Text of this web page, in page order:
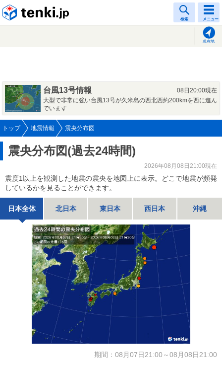
検索 メニュー
現在地
台風13号情報
08日20:00現在
大型で非常に強い台風13号が久米島の西北西約200kmを西に進ん
でいます
トップ 地震情報 震央分布図
震央分布図(過去24時間)
2026年08月08日21:00現在
震度1以上を観測した地震の震央を地図上に表示。どこで地震が頻発
しているかを見ることができます。
日本全体 北日本 東日本 西日本 沖縄
期間：08月07日21:00～08月08日21:00